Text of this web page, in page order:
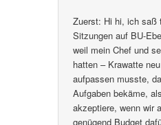
Zuerst: Hi hi, ich saß
Sitzungen auf BU-
weil mein Chef und
hatten – Krawatte
aufpassen musste,
Aufgaben bekäme,
akzeptiere, wenn wir
genügend Budget